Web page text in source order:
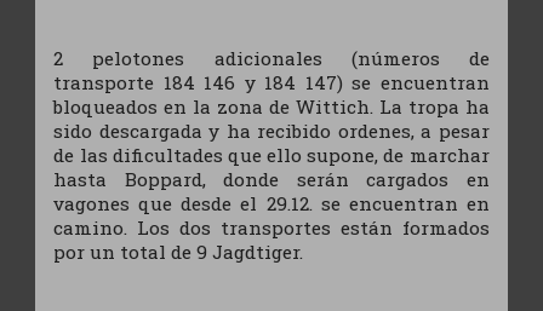
2 pelotones adicionales (números de
transporte 184 146 y 184 147) se encuentran
bloqueados en la zona de Wittich. La tropa ha
sido descargada y ha recibido ordenes, a pesar
de las dificultades que ello supone, de marchar
hasta Boppard, donde serán cargados en
vagones que desde el 29.12. se encuentran en
camino. Los dos transportes están formados
por un total de 9 Jagdtiger.